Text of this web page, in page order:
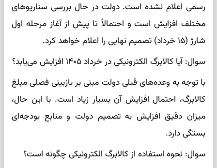
رسمی اعلام نشده است. دولت در حال بررسی سناریوهای
مختلف افزایش است و احتمالاً تا پیش از آغاز مرحله اول
شارژ (۱۵ خرداد) تصمیم نهایی را اعلام خواهد کرد.
سوال: آیا کالابرگ الکترونیکی در خرداد ۱۴۰۵ افزایش می‌یابد؟
با توجه به وعده‌های قبلی دولت مبنی بر بازبینی فصلی مبلغ
کالابرگ، احتمال افزایش آن بسیار زیاد است. با این حال،
میزان دقیق افزایش به تصمیم دولت و منابع بودجه‌ای
بستگی دارد.
سوال: نحوه استفاده از کالابرگ الکترونیکی چگونه است؟